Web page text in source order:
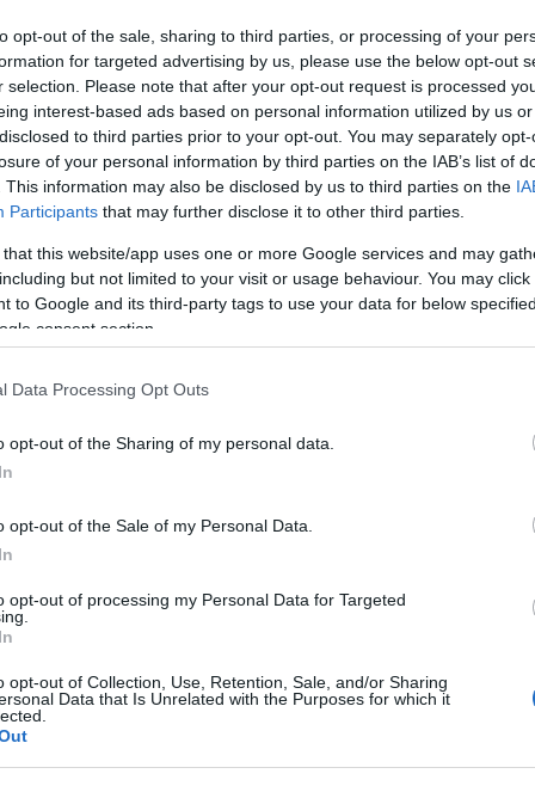
opt-out of the sale, sharing to third parties, or processing of your
for targeted advertising by us, please use the below opt-out
selection. Please note that after your opt-out request is processed
interest-based ads based on personal information utilized by us
to third parties prior to your opt-out. You may separately
of your personal information by third parties on the IAB’s list of
This information may also be disclosed by us to third parties on the
Participants that may further disclose it to other third parties.
that this website/app uses one or more Google services and may
but not limited to your visit or usage behaviour. You may
to Google and its third-party tags to use your data for below
consent section.
Data Processing Opt Outs
opt-out of the Sharing of my personal data.
opt-out of the Sale of my Personal Data.
opt-out of processing my Personal Data for Targeted
opt-out of Collection, Use, Retention, Sale, and/or Sharing
Data that Is Unrelated with the Purposes for which it
πρωί που ξυπνούσα έστυβα ένα λεμόνι και το
με ένα κουταλάκι του γλυκού μέλι.
περνούσαν οι μέρες ήταν ότι βελτιώθηκε η
συστήματος. Αυτό οφείλεται τόσο στο λεμόνι όσο και
είναι παρόμοια με αυτή του σάλιου και του
υγρά, με αποτέλεσμα να βοηθάει τη λειτουργία της
βοηθάει στο να καταπολεμήσουμε τις διάρροιες,
και τις γαστρεντερικές διαταραχές.
οι εποχιακές αλλεργίες που με ταλαιπωρούσαν κατά
επιστημονικά ωστόσο υπάρχουν πολλοί, και μέσα σε
ότι το μέλι ανακουφίζει από τα συμπτώματα των
υποστηρίζουν ότι το μέλι μπορεί να περιέχει
μικρές ποσότητες αλλεργιογόνων, λειτουργεί ως μια